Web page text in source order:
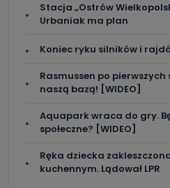
Co mogą Państwo
Po wyrażeniu zgody na
Pro-Art z siedzibą w miejscowości
400) przy ul. Wolności 19 dostępu
dotyczących Państwa oraz
ograniczenia ich przetwarzania
sprzeciwu wobec ich przetwarzania.
Do kiedy Państwa
przechowywane?
Stacja „Ostrów
Urbaniak ma plan
Koniec ryku silników i
Rasmussen po
naszą bazą! [WIDEO]
Aquapark wraca do gry.
społeczne? [WIDEO]
Ręka dziecka
kuchennym. Lądował LPR